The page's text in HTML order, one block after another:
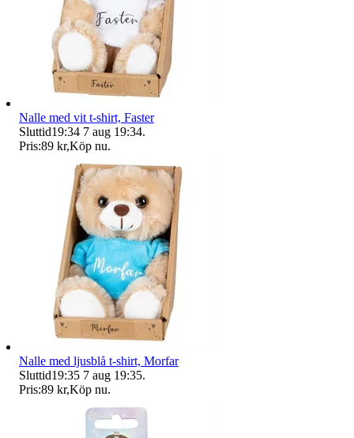
Nalle med vit t-shirt, Faster
Sluttid19:34 7 aug 19:34.
Pris:89 kr,Köp nu.
Nalle med ljusblå t-shirt, Morfar
Sluttid19:35 7 aug 19:35.
Pris:89 kr,Köp nu.